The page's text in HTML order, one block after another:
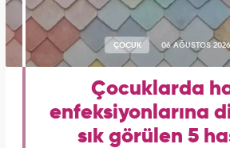
ÇOCUK 06 AĞUSTOS
Çocuklarda
enfeksiyonlarına
sık görülen 5